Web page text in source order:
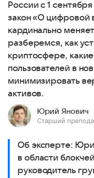
России с 1
закон «О цифровой
кардинально
разберемся, как
криптосфере,
пользователей в
минимизировать
активов.
Юрий Янович
Старший
Об эксперте:
в области
руководитель